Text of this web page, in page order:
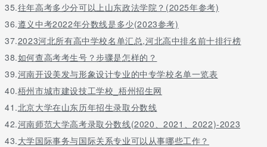
35.往年高考多少分可以上山东政法学院？(2025年参考)
36.遵义中考2022年分数线是多少(2023参考)
37.2023河北所有高中学校名单汇总,河北高中排名前十排行榜
38.如何查高考考生号？步骤是怎样的？
39.河南开设美发与形象设计专业的中专学校名单一览表
40.梧州市城市建设技工学校_梧州招生网
41.北京大学在山东历年招生录取分数线
42.河南师范大学高考录取分数线(2020、2021、2022)-2023
43.大学国际事务与国际关系专业可以从事哪些工作？